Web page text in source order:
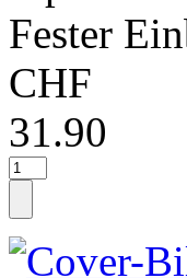
Fester
CHF
31.90